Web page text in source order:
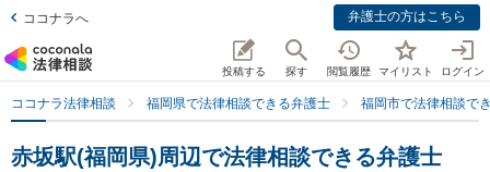
ココナラへ 弁護士の方はこちら
投稿する 探す 閲覧履歴 マイリスト ログイン
ココナラ法律相談 福岡県で法律相談できる弁護士 福岡市で法律相談で
赤坂駅(福岡県)周辺で法律相談できる弁護士